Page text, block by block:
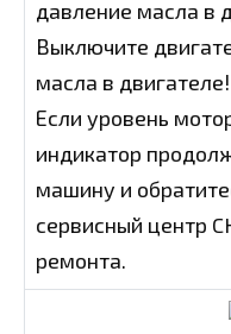
давление масла в
Выключите
масла в двигателе!
Если уровень
индикатор
машину и
сервисный центр
ремонта.